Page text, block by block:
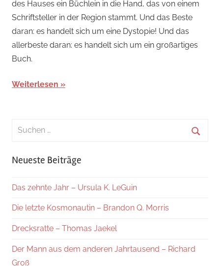
des Hauses ein Büchlein in die Hand, das von einem
Schriftsteller in der Region stammt. Und das Beste
daran: es handelt sich um eine Dystopie! Und das
allerbeste daran: es handelt sich um ein großartiges
Buch.
Weiterlesen
Suchen
Neueste Beiträge
Das zehnte Jahr – Ursula K. LeGuin
Die letzte Kosmonautin – Brandon Q. Morris
Drecksratte – Thomas Jaekel
Der Mann aus dem anderen Jahrtausend – Richard
Groß